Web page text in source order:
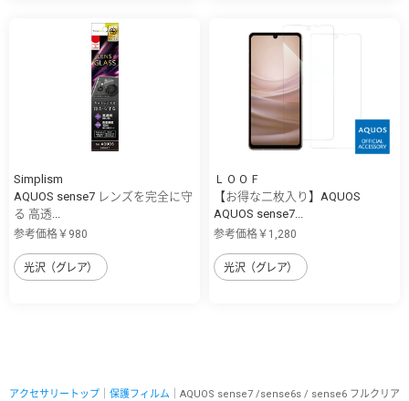
Simplism
AQUOS sense7 レンズを完全に守
る 高透...
参考価格￥980
光沢（グレア）
ＬＯＯＦ
【お得な二枚入り】AQUOS
AQUOS sense7...
参考価格￥1,280
光沢（グレア）
アクセサリートップ 保護フィルム ｜AQUOS sense7 /sense6s / sense6 フルクリア